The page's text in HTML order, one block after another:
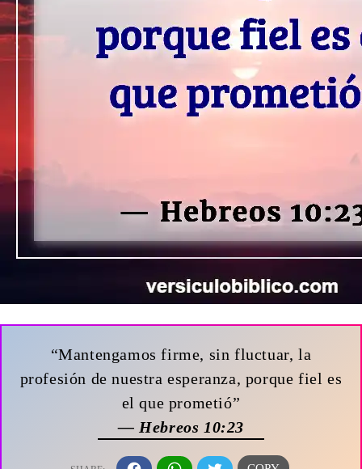
“Mantengamos firme, sin fluctuar, la
profesión de nuestra esperanza, porque fiel es
el que prometió”
— Hebreos 10:23